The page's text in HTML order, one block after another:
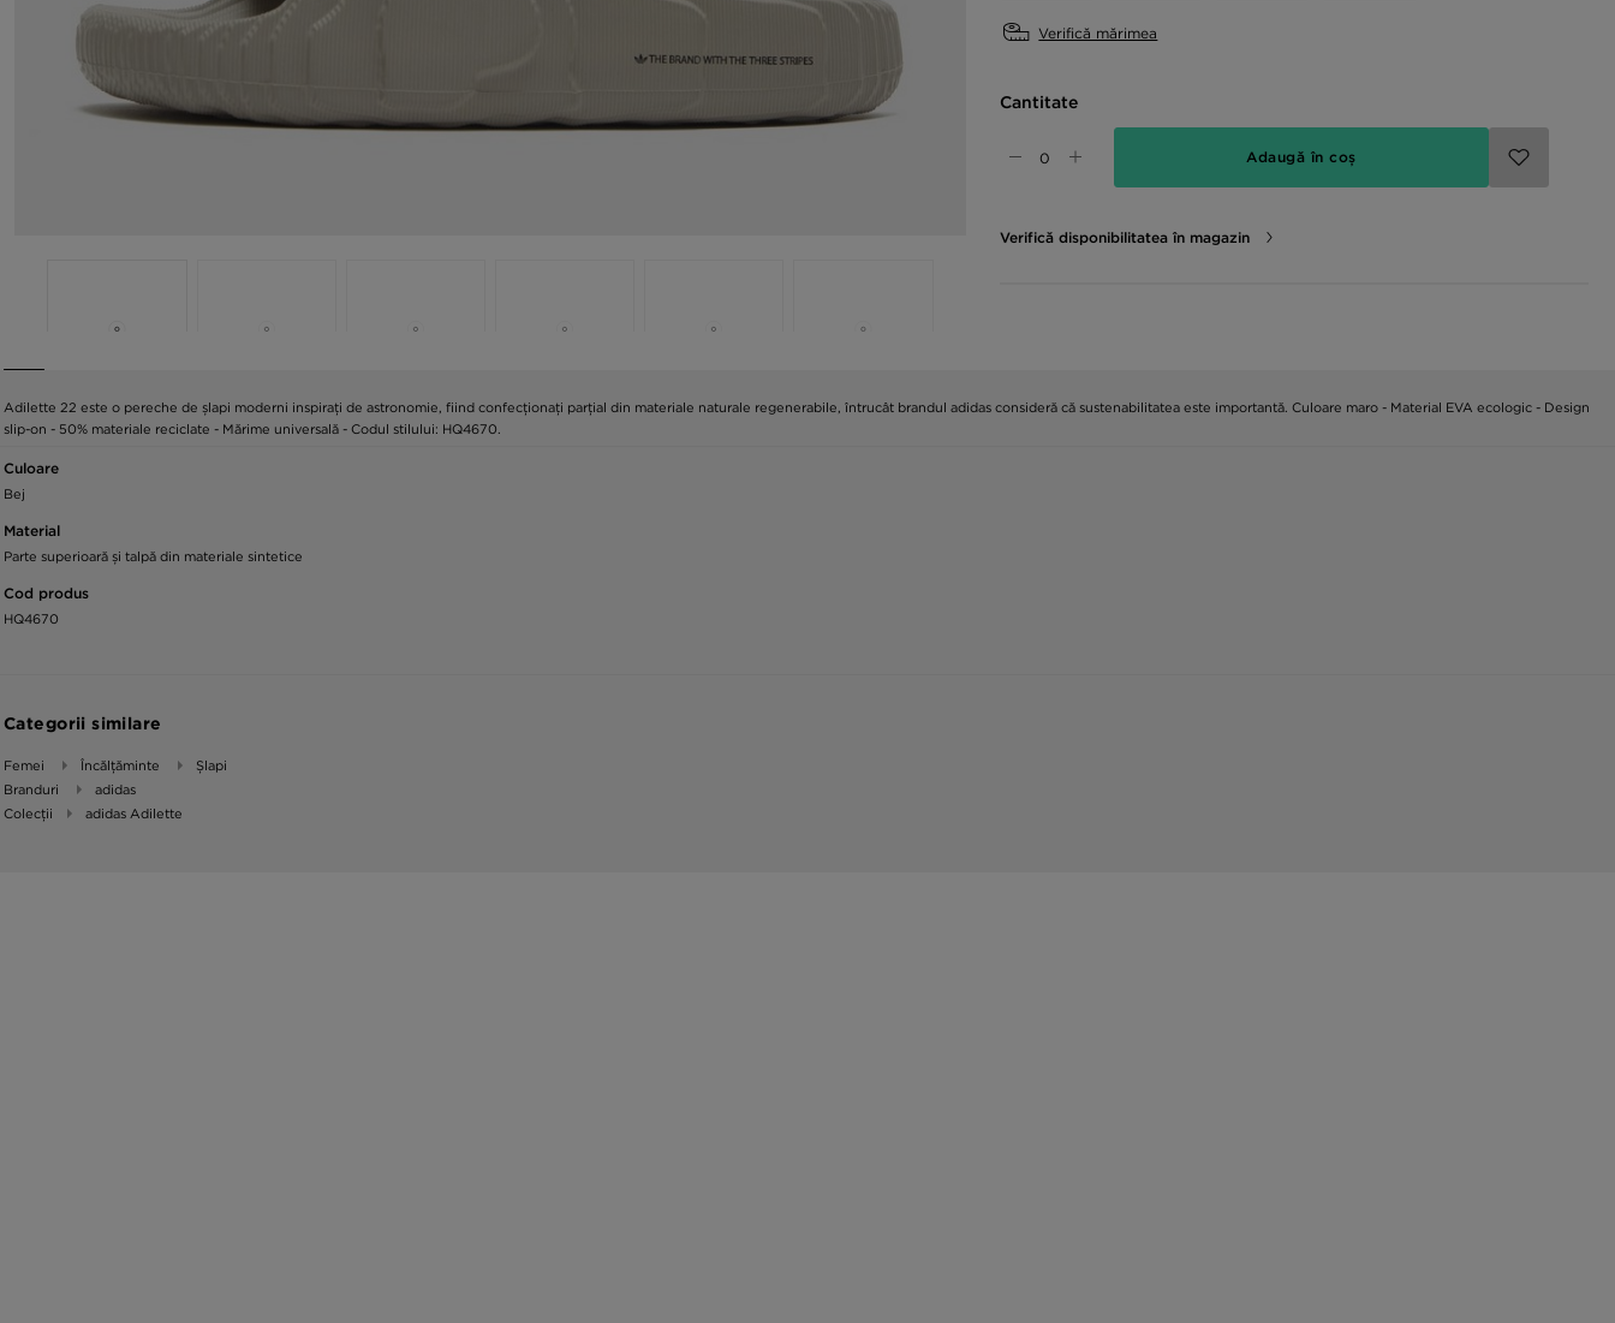
Verifică mărimea
Cantitate
Adaugă în coș
Verifică disponibilitatea în magazin
Adilette 22 este o pereche de șlapi moderni inspirați de astronomie, fiind confecționați parțial din materiale naturale regenerabile, întrucât brandul adidas consideră că sustenabilitatea este importantă. Culoare maro - Material EVA ecologic - Design
slip-on - 50% materiale reciclate - Mărime universală - Codul stilului: HQ4670.
Culoare
Bej
Material
Parte superioară și talpă din materiale sintetice
Cod produs
HQ4670
Categorii similare
Femei Încălțăminte
Șlapi
Branduri
adidas
Colecții
adidas Adilette